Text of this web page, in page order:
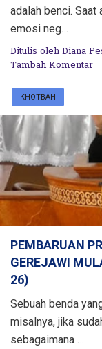
adalah benci. Saat
emosi neg…
Ditulis oleh Diana
Tambah Komentar
KHOTBAH
PEMBARUAN
GEREJAWI
26)
Sebuah benda
misalnya, jika
sebagaimana …